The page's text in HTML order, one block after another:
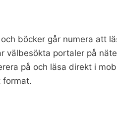
böcker går numera att
välbesökta portaler på
på och läsa direkt i
format.